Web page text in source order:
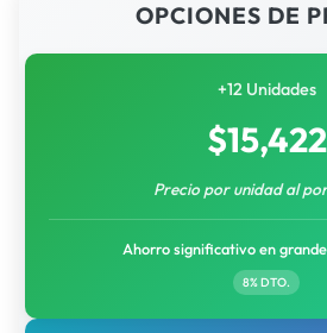
OPCIONES DE
+12 Unidades
$15,422
Precio por unidad al
Ahorro significativo en
8% DTO.